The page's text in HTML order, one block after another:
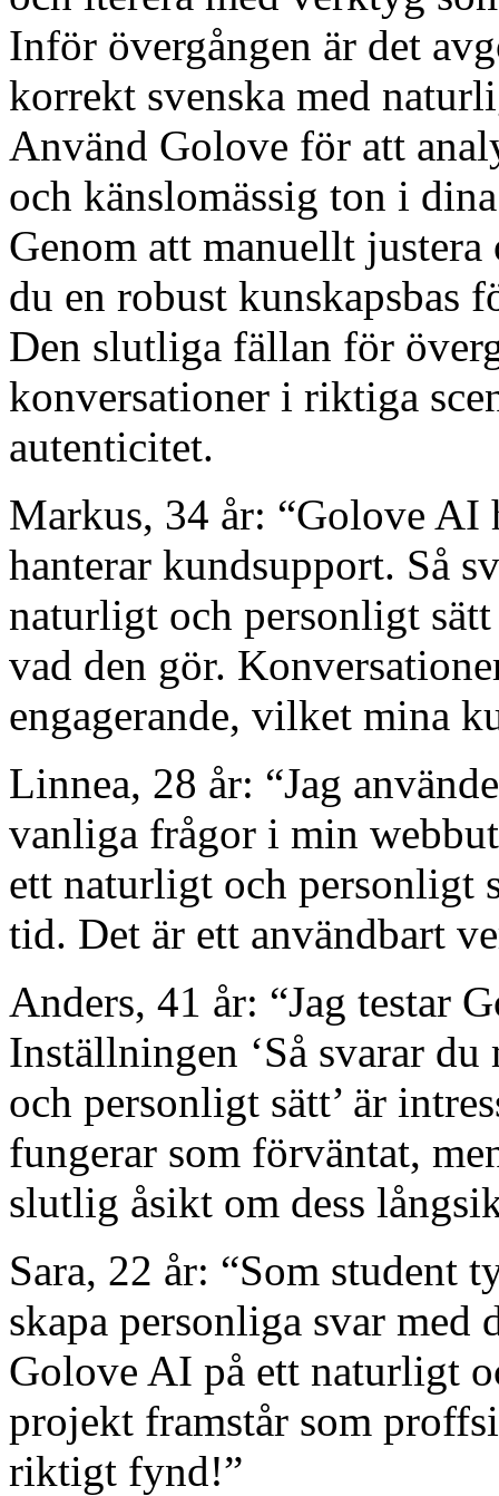
Inför övergången är det
korrekt svenska med
Använd Golove för att
och känslomässig ton i
Genom att manuellt
du en robust kunskapsbas
Den slutliga fällan för
konversationer i riktiga
autenticitet.
Markus, 34 år: “Golove
hanterar kundsupport. Så
naturligt och personligt
vad den gör.
engagerande, vilket mina
Linnea, 28 år: “Jag
vanliga frågor i min
ett naturligt och personligt
tid. Det är ett användbart
Anders, 41 år: “Jag testar
Inställningen ‘Så svarar
och personligt sätt’ är
fungerar som förväntat,
slutlig åsikt om dess
Sara, 22 år: “Som student
skapa personliga svar med
Golove AI på ett naturligt
projekt framstår som
riktigt fynd!”